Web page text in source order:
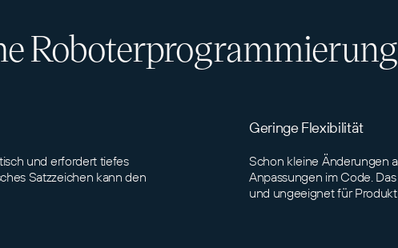
und erfordert tiefes
Satzzeichen kann den
Geringe Flexibilität
Schon kleine Änderungen
Anpassungen im Code.
und ungeeignet für